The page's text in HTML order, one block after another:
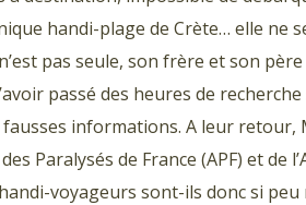
handi-plage de Crète… elle ne
pas seule, son frère et son père
passé des heures de
informations. A leur retour,
Paralysés de France (APF) et de
voyageurs sont-ils donc si